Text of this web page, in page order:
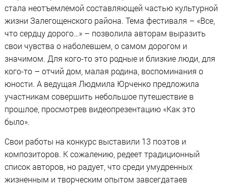
стала неотъемлемой составляющей частью культурной
жизни Залегощенского района. Тема фестиваля – «Все,
что сердцу дорого…» – позволила авторам выразить
свои чувства о наболевшем, о самом дорогом и
значимом. Для кого-то это родные и близкие люди, для
кого-то – отчий дом, малая родина, воспоминания о
юности. А ведущая Людмила Юрченко предложила
участникам совершить небольшое путешествие в
прошлое, просмотрев видеопрезентацию «Как это
было».
Свои работы на конкурс выставили 13 поэтов и
композиторов. К сожалению, редеет традиционный
список авторов, но радует, что среди умудренных
жизненным и творческим опытом завсегдатаев